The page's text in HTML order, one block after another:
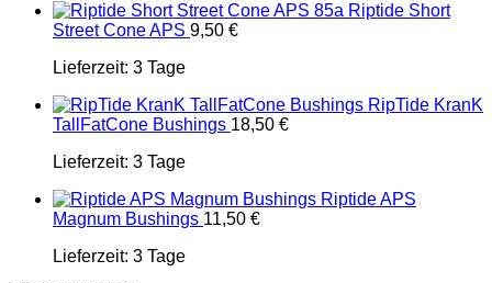
Riptide Short
Street Cone APS 9,50 €
Lieferzeit: 3 Tage
RipTide KranK
TallFatCone Bushings 18,50 €
Lieferzeit: 3 Tage
Riptide APS
Magnum Bushings 11,50 €
Lieferzeit: 3 Tage